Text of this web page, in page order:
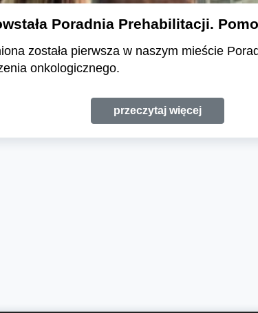
Poradnia Prehabilitacji.
została pierwsza w naszym mieście
onkologicznego.
przeczytaj więcej